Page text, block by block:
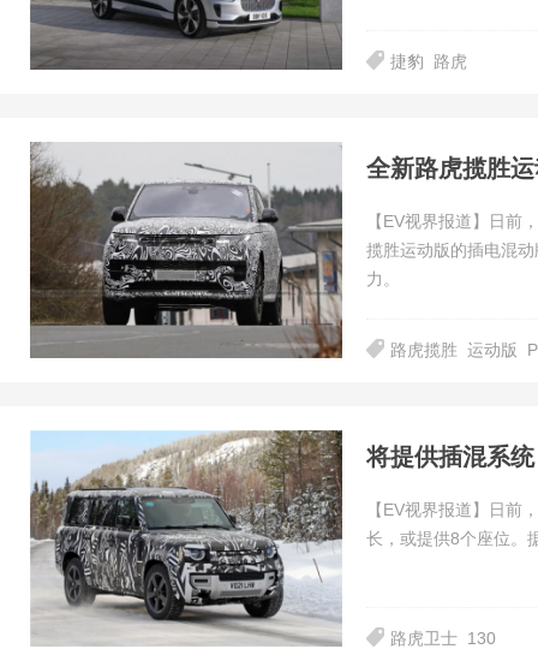
捷豹 路虎
全新路虎揽胜
【EV视界报道】日前
揽胜运动版的插电混
力。
路虎揽胜 运动版
将提供插混系
【EV视界报道】日前
长，或提供8个座位。
路虎卫士 130